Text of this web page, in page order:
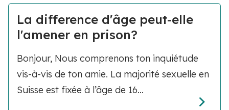
La difference d'âge peut-elle
l'amener en prison?
Bonjour, Nous comprenons ton inquiétude
vis-à-vis de ton amie. La majorité sexuelle en
Suisse est fixée à l’âge de 16...